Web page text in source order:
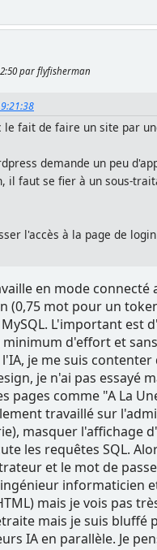
par flyfisherman
fait de faire un site par
demande un peu
il faut se fier à un sous-
l'accès à la page de
en mode
mot pour un
L'important est
d'effort et
je me suis
je n'ai pas essayé
pages comme "A La
travaillé sur
masquer l'affichage
les requêtes SQL.
et le mot de
informaticien
mais je vois pas
mais je suis
IA en parallèle. Je